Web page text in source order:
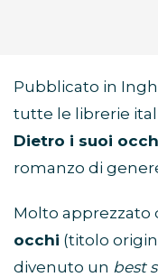
Pubblicato in
tutte le librerie
Dietro i suoi
romanzo di
Molto apprezzato
occhi (titolo
divenuto un best